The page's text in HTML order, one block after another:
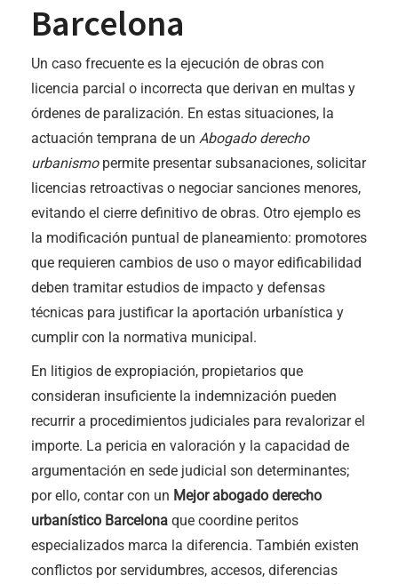
Barcelona
Un caso frecuente es la ejecución de obras con
licencia parcial o incorrecta que derivan en multas y
órdenes de paralización. En estas situaciones, la
actuación temprana de un Abogado derecho
urbanismopermite presentar subsanaciones, solicitar
licencias retroactivas o negociar sanciones menores,
evitando el cierre definitivo de obras. Otro ejemplo es
la modificación puntual de planeamiento: promotores
que requieren cambios de uso o mayor edificabilidad
deben tramitar estudios de impacto y defensas
técnicas para justificar la aportación urbanística y
cumplir con la normativa municipal.
En litigios de expropiación, propietarios que
consideran insuficiente la indemnización pueden
recurrir a procedimientos judiciales para revalorizar el
importe. La pericia en valoración y la capacidad de
argumentación en sede judicial son determinantes;
por ello, contar con un Mejor abogado derecho
urbanístico Barcelona que coordine peritos
especializados marca la diferencia. También existen
conflictos por servidumbres, accesos, diferencias